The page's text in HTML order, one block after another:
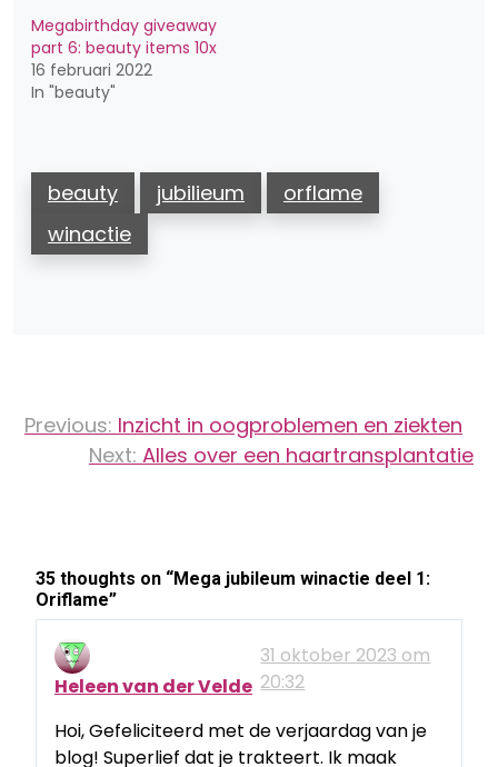
Megabirthday giveaway
part 6: beauty items 10x
16 februari 2022
In "beauty"
beauty jubilieum
orflame
winactie
navigatie
Previous: Inzicht in oogproblemen en ziekten
Next: Alles over een haartransplantatie
35 thoughts on “Mega jubileum winactie deel 1:
Oriflame”
Heleen van der Velde
31 oktober 2023 om
20:32
Hoi, Gefeliciteerd met de verjaardag van je
blog! Superlief dat je trakteert. Ik maak